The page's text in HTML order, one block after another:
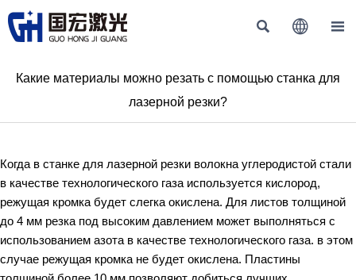
  
Какие материалы можно резать с помощью станка для
лазерной резки?
Когда в станке для лазерной резки волокна углеродистой стали
в качестве технологического газа используется кислород,
режущая кромка будет слегка окислена. Для листов толщиной
до 4 мм резка под высоким давлением может выполняться с
использованием азота в качестве технологического газа. в этом
случае режущая кромка не будет окислена. Пластины